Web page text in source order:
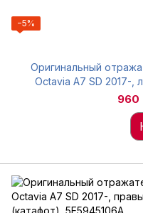
−5%
Оригинальный
Octavia A7 SD 2017-,
960